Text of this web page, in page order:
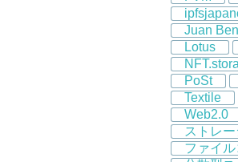
Juan
Lotus
PoSt
Textile
Web2.0
ストレ
ファイ